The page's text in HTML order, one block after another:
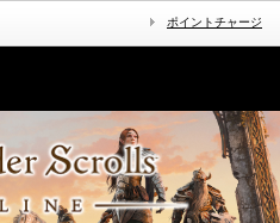
ポイントチャージ